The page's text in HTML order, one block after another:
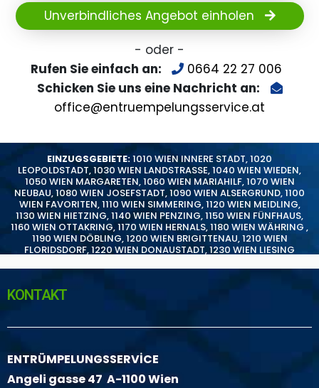
Unverbindliches Angebot einholen
- oder -
Rufen Sie einfach an:
0664 22 27 006
Schicken Sie uns eine Nachricht an:
office@entruempelungsservice.at
EINZUGSGEBIETE:1010 WIEN INNERE STADT,1020
LEOPOLDSTADT,1030 WIEN LANDSTRASSE,1040 WIEN WIEDEN,
1050 WIEN MARGARETEN,1060 WIEN MARIAHILF,1070 WIEN
NEUBAU,1080 WIEN JOSEFSTADT,1090 WIEN ALSERGRUND,1100
WIEN FAVORITEN,1110 WIEN SIMMERING,1120 WIEN MEIDLING,
1130 WIEN HIETZING,1140 WIEN PENZING,1150 WIEN FÜNFHAUS,
1160 WIEN OTTAKRING,1170 WIEN HERNALS,1180 WIEN WÄHRING ,
1190 WIEN DÖBLING,1200 WIEN BRIGITTENAU,1210 WIEN
FLORIDSDORF,1220 WIEN DONAUSTADT,1230 WIEN LIESING
KONTAKT
ENTRÜMPELUNGSSERVİCE
Angeli gasse 47 A-1100 Wien